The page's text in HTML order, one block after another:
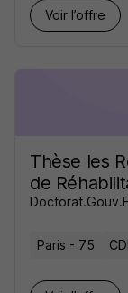
Voir l’offre
Thèse les
de
Paris - 75